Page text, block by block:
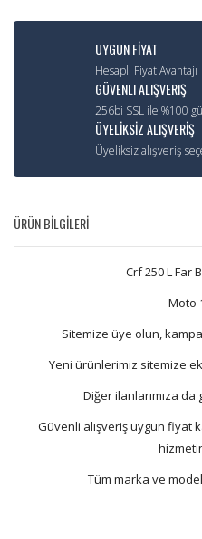
UYGUN FİYAT
Hesaplı Fiyat Avantajı
GÜVENLI ALIŞVERIŞ
256bi SSL ile %100
ÜYELİKSİZ ALIŞVERİŞ
Üyeliksiz alışveriş
ÜRÜN BİLGİLERİ
Crf 250 L Far
Moto
Sitemize üye olun,
Yeni ürünlerimiz sitemize
Diğer ilanlarımıza da
Güvenli alışveriş uygun fiyat
Tüm marka ve